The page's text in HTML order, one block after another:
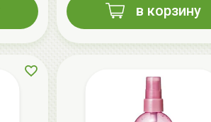
в корзину